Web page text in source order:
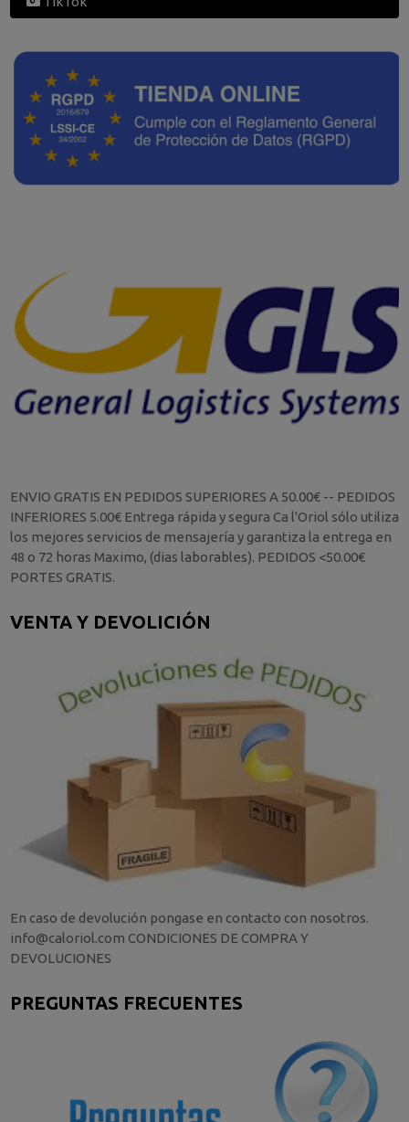
ENVIO GRATIS EN PEDIDOS SUPERIORES A 50.00€ -- PEDIDOS
INFERIORES 5.00€ Entrega rápida y segura Ca l'Oriol sólo utiliza
los mejores servicios de mensajería y garantiza la entrega en
48 o 72 horas Maximo, (dias laborables). PEDIDOS <50.00€
PORTES GRATIS.
VENTA Y DEVOLICIÓN
En caso de devolución pongase en contacto con nosotros.
info@caloriol.com CONDICIONES DE COMPRA Y
DEVOLUCIONES
PREGUNTAS FRECUENTES